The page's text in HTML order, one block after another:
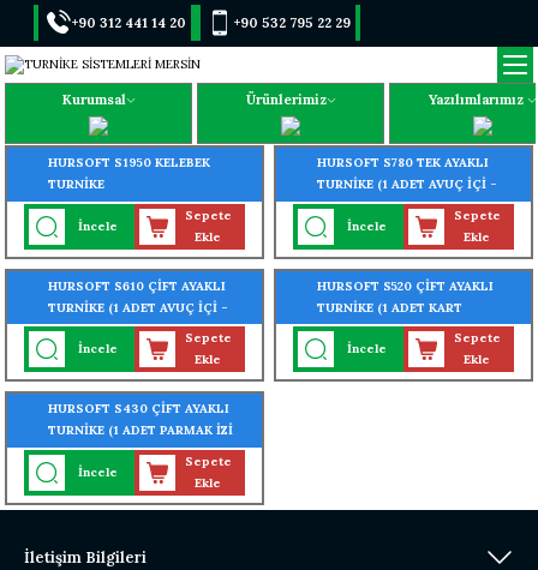
+90 312 441 14 20 +90 532 795 22 29
Kurumsal Ürünlerimiz Yazılımlarımız
HURSOFT S1950 KELEBEK
TURNİKE
İncele
Sepete
Ekle
HURSOFT S780 TEK AYAKLI
TURNİKE (1 ADET AVUÇ İÇİ -
PARMAK İZİ OKUYUCU
TURNİKEYE MONTELİ)
İncele
Sepete
Ekle
HURSOFT S610 ÇİFT AYAKLI
TURNİKE (1 ADET AVUÇ İÇİ -
YÜZ - PARMAK İZİ OKUYUCU
TURNİKEYE MONTELİ)
İncele
Sepete
Ekle
HURSOFT S520 ÇİFT AYAKLI
TURNİKE (1 ADET KART
OKUYUCU TURNİKEYE
MONTELİ)
İncele
Sepete
Ekle
HURSOFT S430 ÇİFT AYAKLI
TURNİKE (1 ADET PARMAK İZİ
OKUYUCU TURNİKEYE
MONTELİ)
İncele
Sepete
Ekle
İletişim Bilgileri